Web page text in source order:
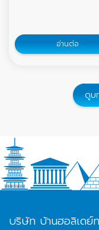
อ่านต่อ
ดูบ
บริษัท บ้านฮอลิเดย์